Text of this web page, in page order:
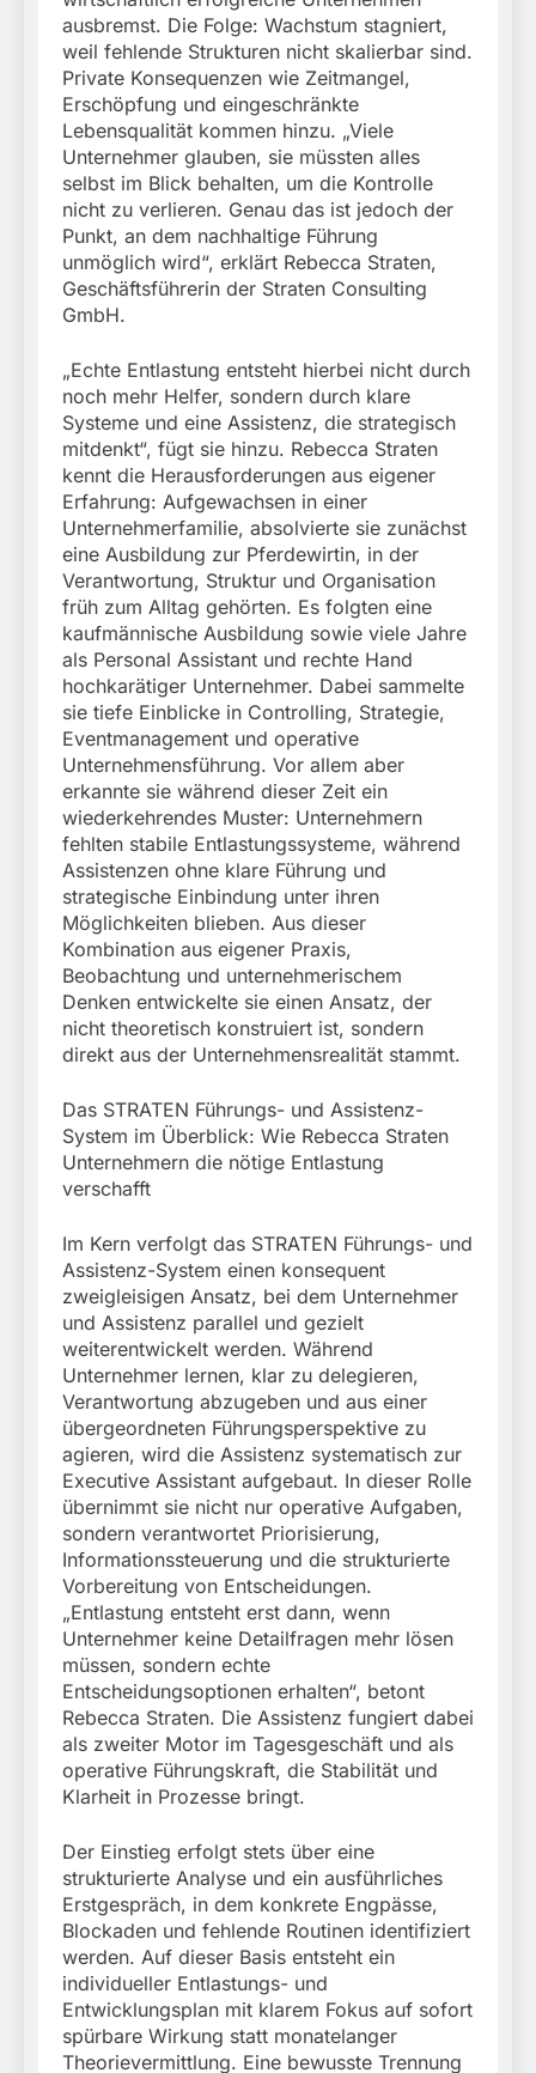
ausbremst. Die Folge: Wachstum stagniert,
weil fehlende Strukturen nicht skalierbar sind.
Private Konsequenzen wie Zeitmangel,
Erschöpfung und eingeschränkte
Lebensqualität kommen hinzu. „Viele
Unternehmer glauben, sie müssten alles
selbst im Blick behalten, um die Kontrolle
nicht zu verlieren. Genau das ist jedoch der
Punkt, an dem nachhaltige Führung
unmöglich wird“, erklärt Rebecca Straten,
Geschäftsführerin der Straten Consulting
GmbH.
„Echte Entlastung entsteht hierbei nicht durch
noch mehr Helfer, sondern durch klare
Systeme und eine Assistenz, die strategisch
mitdenkt“, fügt sie hinzu. Rebecca Straten
kennt die Herausforderungen aus eigener
Erfahrung: Aufgewachsen in einer
Unternehmerfamilie, absolvierte sie zunächst
eine Ausbildung zur Pferdewirtin, in der
Verantwortung, Struktur und Organisation
früh zum Alltag gehörten. Es folgten eine
kaufmännische Ausbildung sowie viele Jahre
als Personal Assistant und rechte Hand
hochkarätiger Unternehmer. Dabei sammelte
sie tiefe Einblicke in Controlling, Strategie,
Eventmanagement und operative
Unternehmensführung. Vor allem aber
erkannte sie während dieser Zeit ein
wiederkehrendes Muster: Unternehmern
fehlten stabile Entlastungssysteme, während
Assistenzen ohne klare Führung und
strategische Einbindung unter ihren
Möglichkeiten blieben. Aus dieser
Kombination aus eigener Praxis,
Beobachtung und unternehmerischem
Denken entwickelte sie einen Ansatz, der
nicht theoretisch konstruiert ist, sondern
direkt aus der Unternehmensrealität stammt.
Das STRATEN Führungs- und Assistenz-
System im Überblick: Wie Rebecca Straten
Unternehmern die nötige Entlastung
verschafft
Im Kern verfolgt das STRATEN Führungs- und
Assistenz-System einen konsequent
zweigleisigen Ansatz, bei dem Unternehmer
und Assistenz parallel und gezielt
weiterentwickelt werden. Während
Unternehmer lernen, klar zu delegieren,
Verantwortung abzugeben und aus einer
übergeordneten Führungsperspektive zu
agieren, wird die Assistenz systematisch zur
Executive Assistant aufgebaut. In dieser Rolle
übernimmt sie nicht nur operative Aufgaben,
sondern verantwortet Priorisierung,
Informationssteuerung und die strukturierte
Vorbereitung von Entscheidungen.
„Entlastung entsteht erst dann, wenn
Unternehmer keine Detailfragen mehr lösen
müssen, sondern echte
Entscheidungsoptionen erhalten“, betont
Rebecca Straten. Die Assistenz fungiert dabei
als zweiter Motor im Tagesgeschäft und als
operative Führungskraft, die Stabilität und
Klarheit in Prozesse bringt.
Der Einstieg erfolgt stets über eine
strukturierte Analyse und ein ausführliches
Erstgespräch, in dem konkrete Engpässe,
Blockaden und fehlende Routinen identifiziert
werden. Auf dieser Basis entsteht ein
individueller Entlastungs- und
Entwicklungsplan mit klarem Fokus auf sofort
spürbare Wirkung statt monatelanger
Theorievermittlung. Eine bewusste Trennung